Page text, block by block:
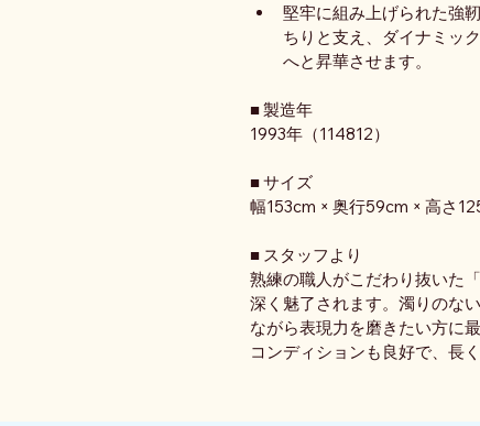
堅牢に組み上げられた強
ちりと支え、ダイナミッ
へと昇華させます。
■ 製造年
1993年（114812）
■ サイズ
幅153cm × 奥行59cm × 高さ
■ スタッフより
熟練の職人がこだわり抜いた
深く魅了されます。濁りのな
ながら表現力を磨きたい方に
コンディションも良好で、長